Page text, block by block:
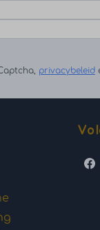
privacybeleid